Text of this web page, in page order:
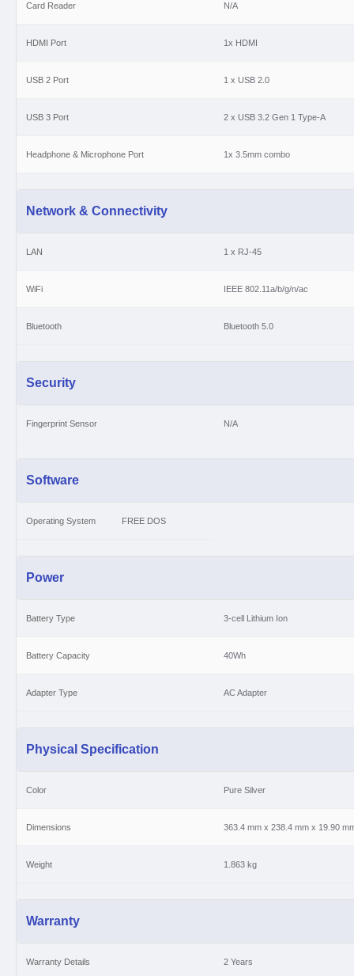
Card Reader N/A
HDMI Port 1x HDMI
USB 2 Port 1 x USB 2.0
USB 3 Port 2 x USB 3.2 Gen 1 Type-A
Headphone & Microphone Port 1x 3.5mm combo
Network & Connectivity
LAN 1 x RJ-45
WiFi IEEE 802.11a/b/g/n/ac
Bluetooth Bluetooth 5.0
Security
Fingerprint Sensor N/A
Software
Operating System FREE DOS
Power
Battery Type 3-cell Lithium Ion
Battery Capacity 40Wh
Adapter Type AC Adapter
Physical Specification
Color Pure Silver
Dimensions 363.4 mm x 238.4 mm x 19.90
Weight 1.863 kg
Warranty
Warranty Details 2 Years